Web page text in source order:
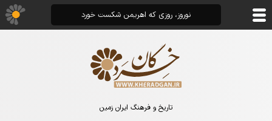
تاریخ و فرهنگ ایران زمین
نوروز، روزی که اهریمن شکست خورد